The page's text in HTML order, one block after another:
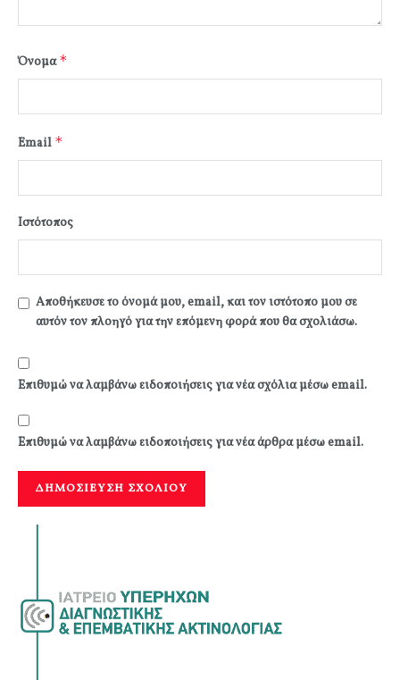
Όνομα*
Email *
Ιστότοπος
Αποθήκευσε το όνομά μου, email, και τον ιστότοπο μου σε
αυτόν τον πλοηγό για την επόμενη φορά που θα σχολιάσω.
Επιθυμώ να λαμβάνω ειδοποιήσεις για νέα σχόλια μέσω email.
Επιθυμώ να λαμβάνω ειδοποιήσεις για νέα άρθρα μέσω email.